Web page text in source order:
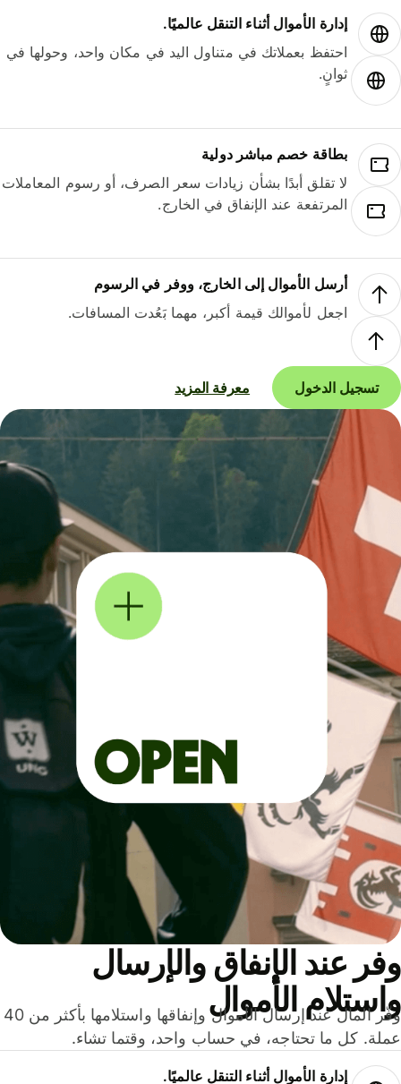
إدارة الأموال أثناء التنقل عالميًا.
احتفظ بعملاتك في متناول اليد في مكان واحد، وحولها في
ثوانٍ.
بطاقة خصم مباشر دولية
لا تقلق أبدًا بشأن زيادات سعر الصرف، أو رسوم المعاملات
المرتفعة عند الإنفاق في الخارج.
أرسل الأموال إلى الخارج، ووفر في الرسوم
اجعل لأموالك قيمة أكبر، مهما بَعُدت المسافات.
تسجيل الدخول معرفة المزيد
عند الإنفاق والإرسال
الأموال
وفّر المال عند إرسال الأموال وإنفاقها واستلامها بأكثر من 40
كل ما تحتاجه، في حساب واحد، وقتما تشاء.
إدارة الأموال أثناء التنقل عالميًا.